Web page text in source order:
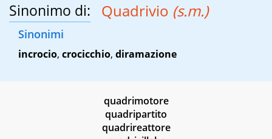
Sinonimo di: Quadrivio (s.m.)
Sinonimi
incrocio, crocicchio, diramazione
quadrimotore
quadripartito
quadrireattore